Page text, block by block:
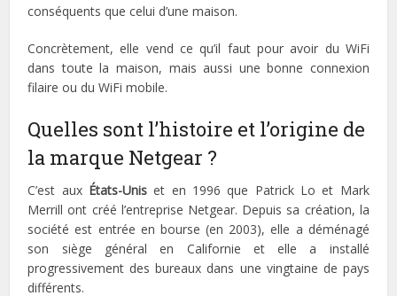
conséquents que celui d’une maison.
Concrètement, elle vend ce qu’il faut pour avoir du WiFi
dans toute la maison, mais aussi une bonne connexion
filaire ou du WiFi mobile.
Quelles sont l’histoire et l’origine de
la marque Netgear ?
C’est aux États-Uniset en 1996 que Patrick Lo et Mark
Merrill ont créé l’entreprise Netgear. Depuis sa création, la
société est entrée en bourse (en 2003), elle a déménagé
son siège général en Californie et elle a installé
progressivement des bureaux dans une vingtaine de pays
différents.